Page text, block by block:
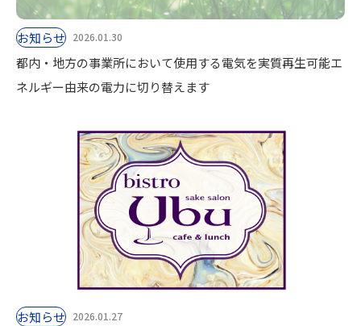
お知らせ 2026.01.30
都内・地方の事業所において使用する電気を実質再生可能エ
ネルギー由来の電力に切り替えます
お知らせ 2026.01.27